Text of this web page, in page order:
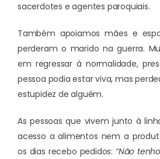
sacerdotes e agentes paroquiais.
Também apoiamos mães e
perderam o marido na guerra.
em regressar à normalidade,
pessoa podia estar viva, mas
estupidez de alguém.
As pessoas que vivem junto à
acesso a alimentos nem a
os dias recebo pedidos: “Não